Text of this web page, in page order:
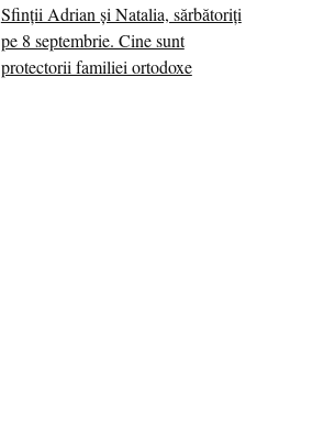
Sfinții Adrian și Natalia, sărbătoriți
pe 8 septembrie. Cine sunt
protectorii familiei ortodoxe